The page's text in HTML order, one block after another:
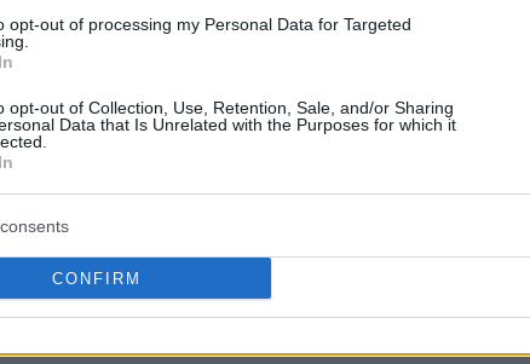
opt-out of processing my Personal Data for Targeted
opt-out of Collection, Use, Retention, Sale, and/or Sharing
Data that Is Unrelated with the Purposes for which it
CONFIRM
παίκτες κι έναν ηγέτη που ξεχωρίζει, τον
“Πρέπει να κάνουμε πολύ καλύτερη δουλειά
Η νίκη απαιτεί να είμαστε
40 λεπτά”.
ακόμη:
τη… σύνταξη με συμβόλαιο “Exhibit 10”